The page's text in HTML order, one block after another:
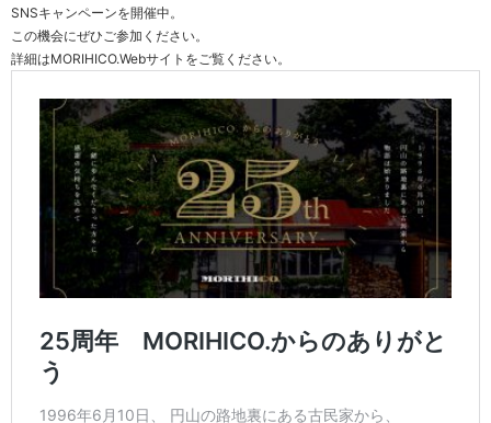
SNSキャンペーンを開催中。
この機会にぜひご参加ください。
詳細はMORIHICO.Webサイトをご覧ください。